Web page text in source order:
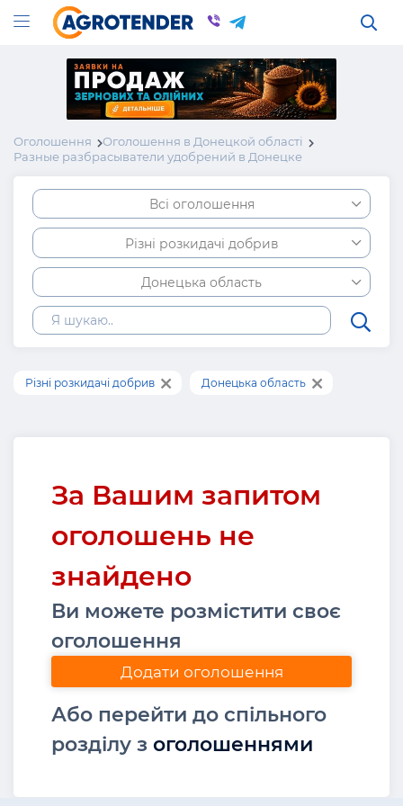
Оголошення
Оголошення в Донецкой області
Разные разбрасыватели удобрений в Донецке
Всі оголошення
Різні розкидачі добрив
Донецька область
Різні розкидачі добрив Донецька область
За Вашим запитом
оголошень не
знайдено
Ви можете розмістити своє
оголошення
Додати оголошення
Або перейти до спільного
розділу з оголошеннями